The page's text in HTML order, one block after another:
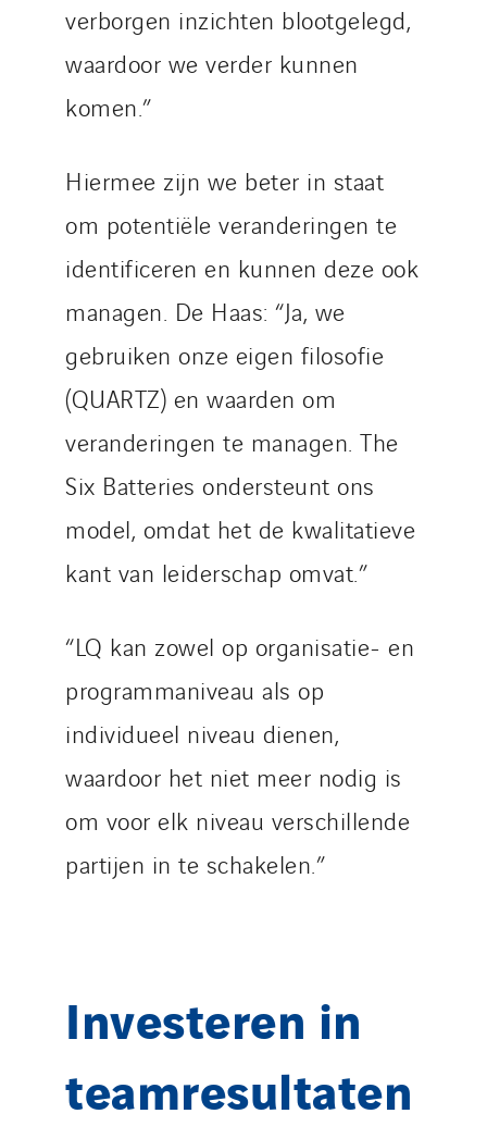
verborgen inzichten blootgelegd,
waardoor we verder kunnen
komen.”
Hiermee zijn we beter in staat
om potentiële veranderingen te
identificeren en kunnen deze ook
managen. De Haas: “Ja, we
gebruiken onze eigen filosofie
(QUARTZ) en waarden om
veranderingen te managen. The
Six Batteries ondersteunt ons
model, omdat het de kwalitatieve
kant van leiderschap omvat.”
“LQ kan zowel op organisatie- en
programmaniveau als op
individueel niveau dienen,
waardoor het niet meer nodig is
om voor elk niveau verschillende
partijen in te schakelen.”
Investeren in
teamresultaten